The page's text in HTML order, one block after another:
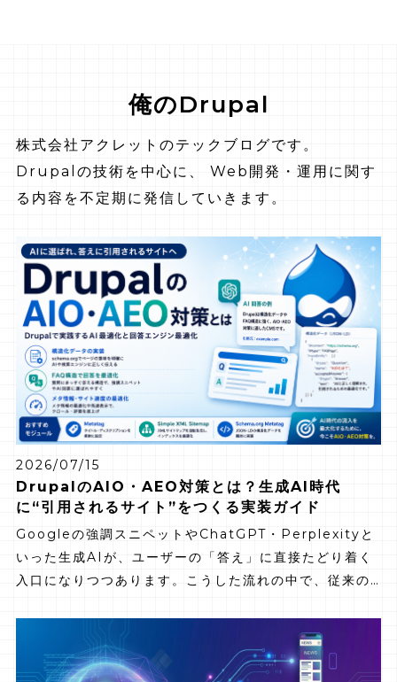
俺のDrupal
株式会社アクレットのテックブログです。
Drupalの技術を中心に、 Web開発・運用に関す
る内容を不定期に発信していきます。
2026/07/15
DrupalのAIO・AEO対策とは？生成AI時代
に“引用されるサイト”をつくる実装ガイド
Googleの強調スニペットやChatGPT・Perplexityと
いった生成AIが、ユーザーの「答え」に直接たどり着く
入口になりつつあります。こうした流れの中で、従来の
エンジンに選ばれるための AEO（Answer Engine
Optimization） です。 多機能で拡張性の高いCMSで